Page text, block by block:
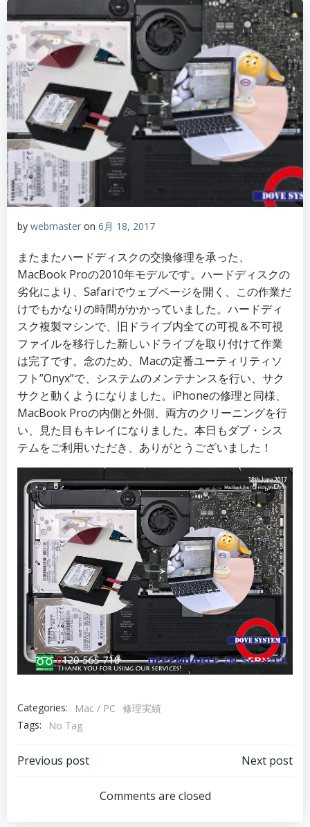
by webmaster on 6月 18, 2017
またまたハードディスクの交換修理を承った、
MacBook Proの2010年モデルです。ハードディスクの
劣化により、Safariでウェブページを開く、この作業だ
けでもかなりの時間がかかっていました。ハードディ
スク複製マシンで、旧ドライブ内全ての可視＆不可視
ファイルを移行した新しいドライブを取り付けて作業
は完了です。念のため、Macの定番ユーティリティソ
フト”Onyx”で、システムのメンテナンスを行い、サク
サクと動くようになりました。iPhoneの修理と同様、
MacBook Proの内側と外側、両方のクリーニングを行
い、見た目もキレイになりました。本日もダブ・シス
テムをご利用いただき、ありがとうございました！
Categories: Mac / PC 修理実績
Tags:
No Tag
Post
navigation
Previous post
navigation
Next post
Comments are closed